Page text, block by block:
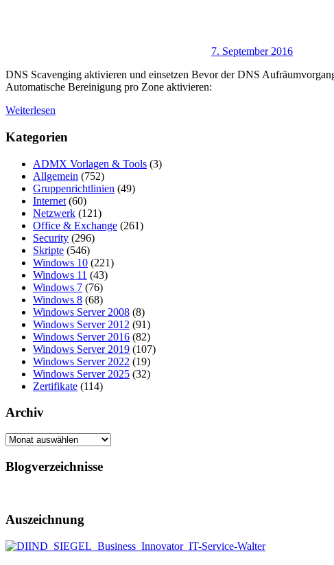
7. September 2016
DNS Scavenging aktivieren und einsetzen Bevor der DNS
Automatische Bereinigung pro Zone aktivieren:
Weiterlesen
Kategorien
ADMX Vorlagen & Tools (3)
Allgemein (752)
Gruppenrichtlinien (49)
Internet (60)
Netzwerk (121)
Office & Exchange (261)
Security (296)
Skripte (546)
Windows 10 (221)
Windows 11 (43)
Windows 7 (76)
Windows 8 (68)
Windows Server 2008 (8)
Windows Server 2012 (91)
Windows Server 2016 (82)
Windows Server 2019 (107)
Windows Server 2022 (19)
Windows Server 2025 (32)
Zertifikate (114)
Archiv
Archiv
Blogverzeichnisse
Auszeichnung